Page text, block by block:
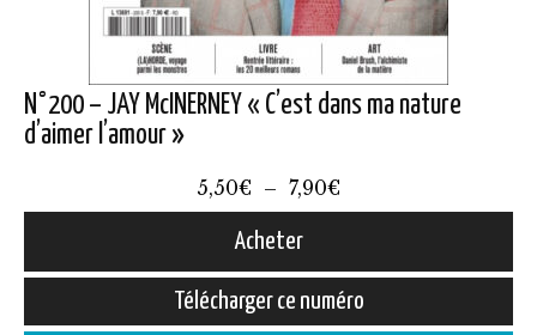
N°200 – JAY McINERNEY « C’est dans ma nature
d’aimer l’amour »
5,50€ – 7,90€
5,50€
à
Acheter
produit
Télécharger ce numéro